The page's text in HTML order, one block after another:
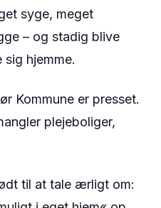
syge, meget
– og stadig blive
hjemme.
Kommune er presset.
plejeboliger,
til at tale ærligt om: